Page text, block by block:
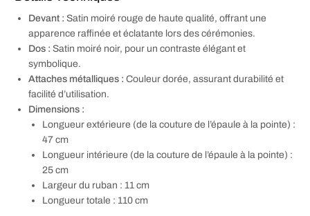
Devant : Satin moiré rouge de haute qualité, offrant une
apparence raffinée et éclatante lors des cérémonies.
Dos : Satin moiré noir, pour un contraste élégant et
symbolique.
Attaches métalliques : Couleur dorée, assurant durabilité et
facilité d’utilisation.
Dimensions :
Longueur extérieure (de la couture de l’épaule à la pointe) :
47 cm
Longueur intérieure (de la couture de l’épaule à la pointe) :
25 cm
Largeur du ruban : 11 cm
Longueur totale : 110 cm